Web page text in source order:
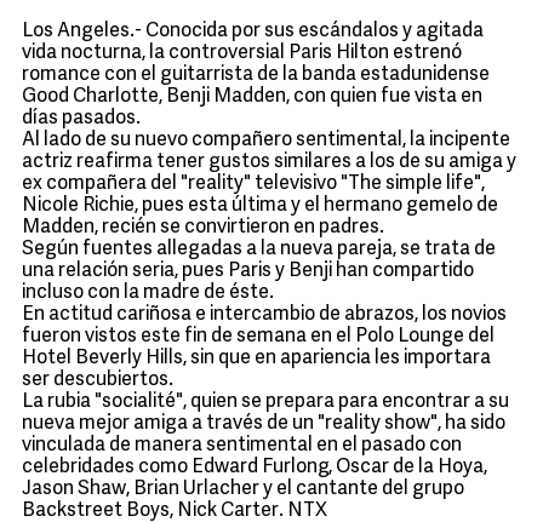
Los Angeles.- Conocida por sus escándalos y agitada
vida nocturna, la controversial Paris Hilton estrenó
romance con el guitarrista de la banda estadunidense
Good Charlotte, Benji Madden, con quien fue vista en
días pasados.
Al lado de su nuevo compañero sentimental, la incipente
actriz reafirma tener gustos similares a los de su amiga y
ex compañera del "reality" televisivo "The simple life",
Nicole Richie, pues esta última y el hermano gemelo de
Madden, recién se convirtieron en padres.
Según fuentes allegadas a la nueva pareja, se trata de
una relación seria, pues Paris y Benji han compartido
incluso con la madre de éste.
En actitud cariñosa e intercambio de abrazos, los novios
fueron vistos este fin de semana en el Polo Lounge del
Hotel Beverly Hills, sin que en apariencia les importara
ser descubiertos.
La rubia "socialité", quien se prepara para encontrar a su
nueva mejor amiga a través de un "reality show", ha sido
vinculada de manera sentimental en el pasado con
celebridades como Edward Furlong, Oscar de la Hoya,
Jason Shaw, Brian Urlacher y el cantante del grupo
Backstreet Boys, Nick Carter. NTX